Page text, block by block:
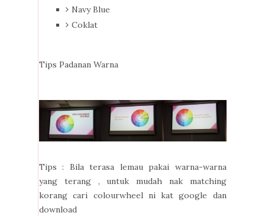
Navy Blue
Coklat
Tips Padanan Warna
Tips : Bila terasa lemau pakai warna-warna
yang terang , untuk mudah nak matching
korang cari colourwheel ni kat google dan
download